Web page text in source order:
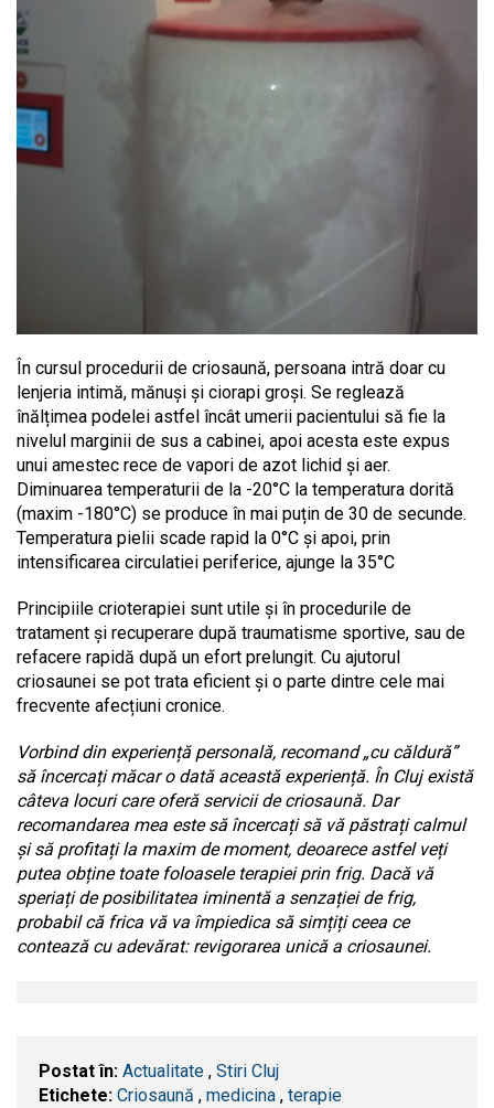
În cursul procedurii de criosaună, persoana intră doar cu
lenjeria intimă, mănuși și ciorapi groși. Se reglează
înălțimea podelei astfel încât umerii pacientului să fie la
nivelul marginii de sus a cabinei, apoi acesta este expus
unui amestec rece de vapori de azot lichid și aer.
Diminuarea temperaturii de la -20°C la temperatura dorită
(maxim -180°C) se produce în mai puțin de 30 de secunde.
Temperatura pielii scade rapid la 0°C și apoi, prin
intensificarea circulatiei periferice, ajunge la 35°C
Principiile crioterapiei sunt utile și în procedurile de
tratament și recuperare după traumatisme sportive, sau de
refacere rapidă după un efort prelungit. Cu ajutorul
criosaunei se pot trata eficient și o parte dintre cele mai
frecvente afecțiuni cronice.
Vorbind din experiență personală, recomand „cu căldură”
să încercați măcar o dată această experiență. În Cluj există
câteva locuri care oferă servicii de criosaună. Dar
recomandarea mea este să încercați să vă păstrați calmul
și să profitați la maxim de moment, deoarece astfel veți
putea obține toate foloasele terapiei prin frig. Dacă vă
speriați de posibilitatea iminentă a senzației de frig,
probabil că frica vă va împiedica să simțiți ceea ce
contează cu adevărat: revigorarea unică a criosaunei.
Postat în: Actualitate , Stiri Cluj
Etichete: Criosaună , medicina , terapie